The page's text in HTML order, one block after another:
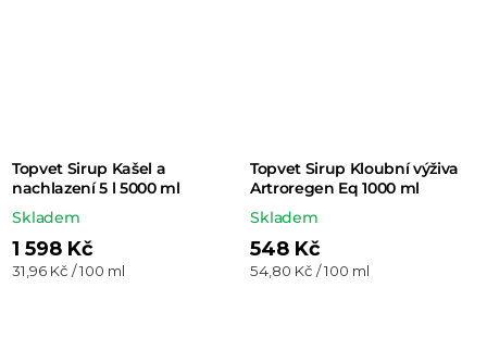
Topvet Sirup Kašel a
nachlazení 5 l 5000 ml
Skladem
1 598 Kč
Měrná
31,96 Kč / 100 ml
Topvet Sirup Kloubní výživa
Artroregen Eq 1000 ml
Skladem
548 Kč
Měrná
54,80 Kč / 100 ml